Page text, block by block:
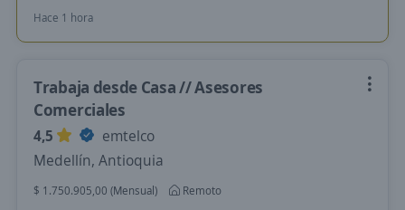
Hace 1 hora
Trabaja desde Casa // Asesores
Comerciales
4,5
emtelco
Medellín, Antioquia
$ 1.750.905,00 (Mensual)
Remoto